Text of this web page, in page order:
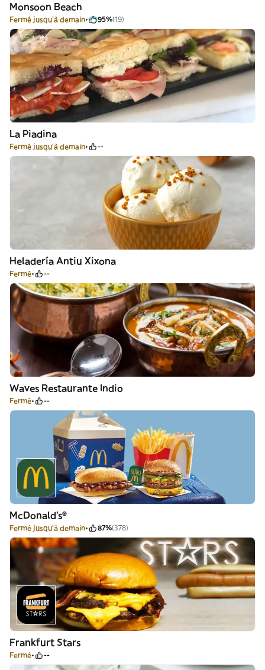
Monsoon Beach
Fermé jusqu'à demain 95%(19)
La Piadina
Fermé jusqu'à demain --
Heladería Antiu Xixona
Fermé --
Waves Restaurante Indio
Fermé --
McDonald's®
Fermé jusqu'à demain 87%(378)
Frankfurt Stars
Fermé --